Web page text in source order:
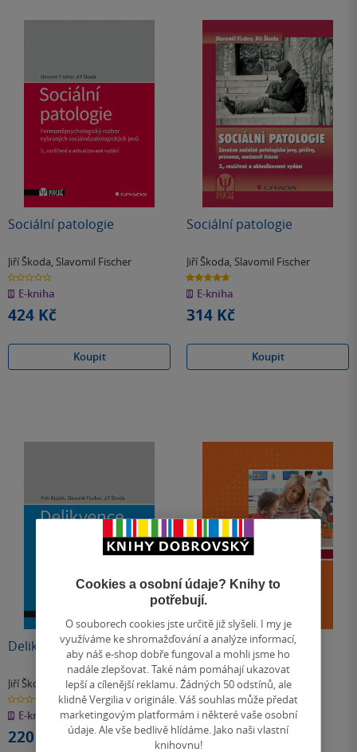
Sociální patologie
Jiří Škoda, Slavomil Fischer
0.0
z
5
hvězdiček
E-kniha
424 Kč
Koupit
Sociální patologie
Jiří Škoda, Slavomil Fischer
4.7
z
5
hvězdiček
E-kniha
314 Kč
Koupit
Delikvence
Jiří Škoda & další
0.0
z
5
hvězdiček
E-kniha
220 Kč
Speciální pedagogika,
3.rozšířené vydání
Jiří Škoda& další
3.0
z
5
hvězdiček
E-kniha
279 Kč
Cookies a osobní údaje? Knihy to
potřebují.
O souborech cookies jste určitě již slyšeli. I my je
využíváme ke shromažďování a analýze informací,
aby náš e-shop dobře fungoval a mohli jsme ho
nadále zlepšovat. Také nám pomáhají ukazovat
lepší a cílenější reklamu. Žádných 50 odstínů, ale
klidně Vergilia v originále. Váš souhlas může předat
marketingovým platformám i některé vaše osobní
údaje. Ale vše bedlivě hlídáme. Jako naši vlastní
knihovnu!